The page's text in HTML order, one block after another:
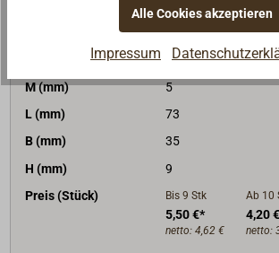
1854-560
Ausführung
Messing vernickelt
M (mm)
5
L (mm)
73
B (mm)
35
H (mm)
9
Preis (Stück)
Bis 9 Stk
5,50 €*
netto: 4,62 €
Ab 10
4,20
netto:
Alle Cookies akzeptieren
Impressum